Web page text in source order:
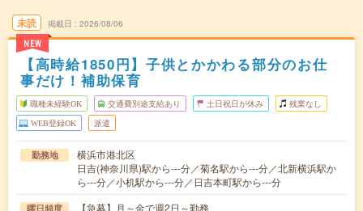
未読
NEW
掲載日 2026/08/06
【高時給1850円】子供とかかわる部分のお仕
事だけ！補助保育
職種未経験OK 交通費別途支給あり 土日祝日が休み 残業なし
WEB登録OK 派遣
勤務地
横浜市港北区
日吉(神奈川県)駅から---分／菊名駅から---分／北新横浜駅か
ら---分／小机駅から---分／日吉本町駅から---分
曜日頻度 【急募】月～金で週2日～勤務